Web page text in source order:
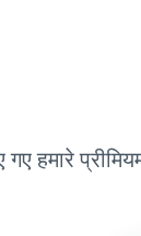
गए हमारे